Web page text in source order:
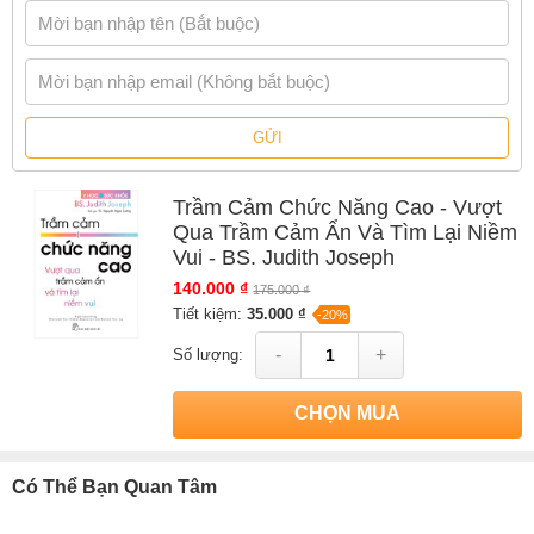
thân và trao cho chúng ta năm công cụ đơn giản để lấy lại cuộc
sống của chúng ta từ tình trạng phổ biến nhưng ít được hiểu rõ
này.
Bằng cách tuân theo 5 V của tác giả - validation, venting, values,
vitals, và vision - chúng ta có thể thức dậy hạnh phúc hơn, tìm
thấy nhiều sự hài lòng hơn trong các mối quan hệ của mình và
Mục lục sách Trầm Cảm Chức Năng Cao - Vượt
Qua Trầm Cảm Ẩn Và Tìm Lại Niềm Vui - BS.
Judith Joseph
PHẦN MỘT: Cội nguồn của Trầm Cảm Chức Năng Cao
mình chưa?
GỬI
Trầm Cảm Chức Năng Cao - Vượt
Qua Trầm Cảm Ẩn Và Tìm Lại Niềm
Vui - BS. Judith Joseph
140.000 ₫ 175.000 ₫
Tiết kiệm:35.000 ₫ -20%
Số lượng: - +
CHỌN MUA
Có Thể Bạn Quan Tâm